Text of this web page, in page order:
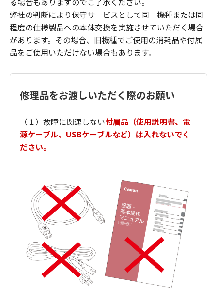
弊社の判断により保守サービスとして同一機種または同
程度の仕様製品への本体交換を実施させていただく場合
があります。その場合、旧機種でご使用の消耗品や付属
品をご使用いただけない場合もあります。
修理品をお渡しいただく際のお願い
（１）故障に関連しない付属品（使用説明書、電
源ケーブル、USBケーブルなど）は入れないでく
ださい。